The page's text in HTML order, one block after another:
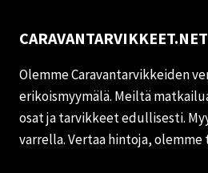
CARAVANTARVIKKEET.NET
Olemme Caravantarvikkeiden
erikoismyymälä. Meiltä
osat ja tarvikkeet edullisesti.
varrella. Vertaa hintoja,